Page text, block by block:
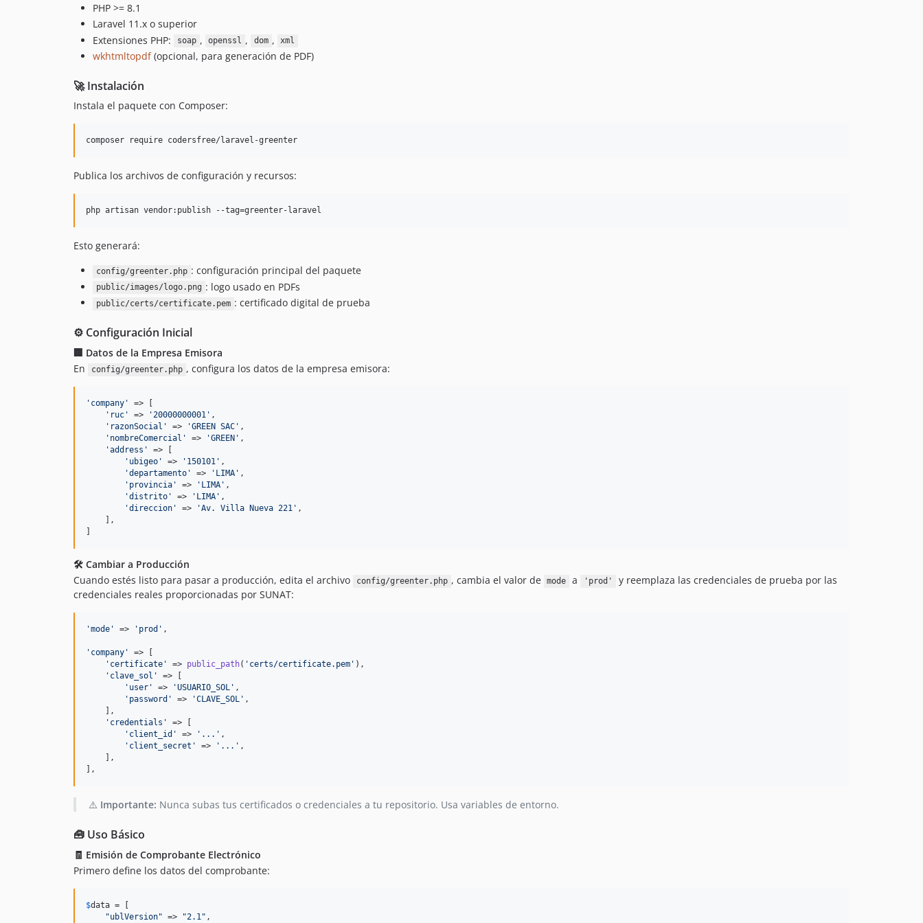
PHP >= 8.1
Laravel 11.x o superior
Extensiones PHP:
soap , openssl , dom , xml
wkhtmltopdf(opcional, para generación de PDF)
🚀 Instalación
Instala el paquete con Composer:
composer require codersfree/laravel-greenter
Publica los archivos de configuración y recursos:
php artisan vendor:publish --tag=greenter-laravel
Esto generará:
config/greenter.php : configuración principal del paquete
public/images/logo.png : logo usado en PDFs
public/certs/certificate.pem : certificado digital de prueba
⚙️ Configuración Inicial
🏢 Datos de la Empresa Emisora
En
config/greenter.php , configura los datos de la empresa emisora:
' company '
=> [
' ruc ' => '20000000001 ' ,
' razonSocial ' => 'GREEN SAC ' ,
' nombreComercial ' => 'GREEN ' ,
'address '
=> [
' ubigeo ' => ' 150101 ' ,
'departamento ' => ' LIMA ' ,
' provincia ' => ' LIMA ' ,
'distrito ' => ' LIMA ' ,
'direccion ' => 'Av. Villa Nueva 221 ' ,
    ],
🛠️ Cambiar a Producción
Cuando estés listo para pasar a producción, edita el archivo
config/greenter.php , cambia el valor de mode a 'prod'
y reemplaza las credenciales de prueba por las
credenciales reales proporcionadas por SUNAT:
'mode ' => ' prod ' ,
' company '
=> [
' certificate ' => public_path( ' certs/certificate.pem ' ),
' clave_sol '
=> [
' user ' => 'USUARIO_SOL ' ,
' password ' => 'CLAVE_SOL ' ,
    ],
' credentials '
=> [
' client_id ' => ' ... ' ,
' client_secret ' => ' ... ' ,
    ],
],
⚠️ Importante: Nunca subas tus certificados o credenciales a tu repositorio. Usa variables de entorno.
🧰 Uso Básico
🧾 Emisión de Comprobante Electrónico
Primero define los datos del comprobante:
$data = [
"ublVersion" => "2.1" ,